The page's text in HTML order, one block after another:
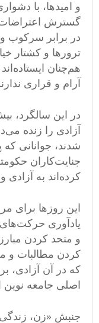
و امیدها، با
گسترش
در برابر سرکوب
ترورها و کشتار
هم‌چنان
آرام و قراری
در این سالگرد،
آزادی را زنده
شدند، جوانانی که
جنایت‌کاران
کرده‌اند به آزادی
این روزها برای
یادآوری
و متحد کردن
کردن مطالبات و
که در آن آزادی،
اصلی جامعه
جنبش «زن،